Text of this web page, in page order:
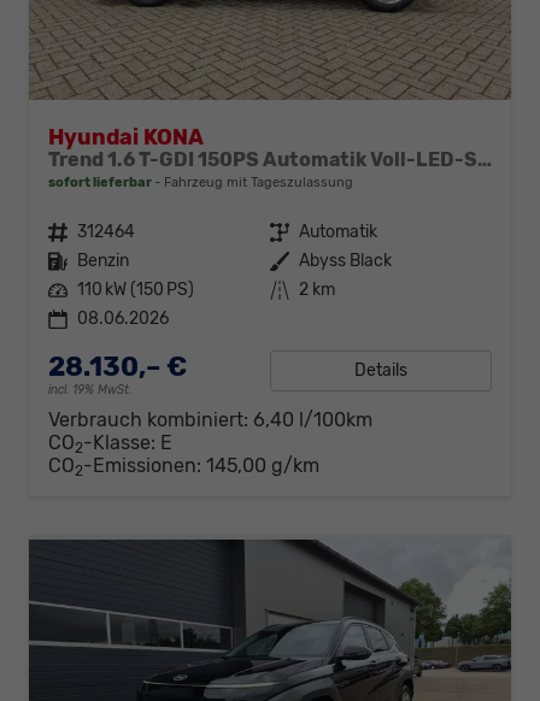
Hyundai KONA
Trend 1.6 T-GDI 150PS Automatik Voll-LED-Scheinw. Sitzheizung Lenkradheizung ACC Klimaautomatik Navi Touchscreen DAB+ Apple CarPlay + Android Auto PDC v+h Rückf.Kamera 2xKeyless 17-LM
sofort lieferbar Fahrzeug mit Tageszulassung
Fahrzeugnr. 312464 Getriebe Automatik
Kraftstoff Benzin Außenfarbe Abyss Black
Leistung 110 kW (150 PS) Kilometerstand 2 km
08.06.2026
28.130,– €
incl. 19% MwSt.
Details
Verbrauch kombiniert: 6,40 l/100km
CO2-Klasse: E
CO2-Emissionen: 145,00 g/km